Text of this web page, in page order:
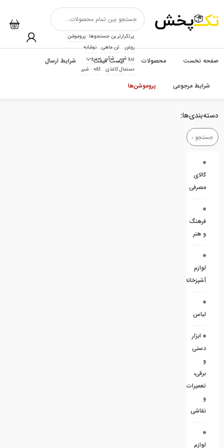
پرتکرارترین جستجوها: پروموشن
روغن
تن ماهی
نوشابه
پرو شیر
شکر
سیروپ
دستمال کاغذی
کاله شیر
صفحه نخست محصولات لیست قیمت شرایط ارسال
شرایط مرجوعی پروموشن‌ها
دسته‌بندی‌ها:
کالای
مصرفی
فرهنگ
و هنر
لوازم
آشپزخانه
لباس
ابزار
دستی
و
برقی،
تعمیرات
و
نقاشی
لوازم